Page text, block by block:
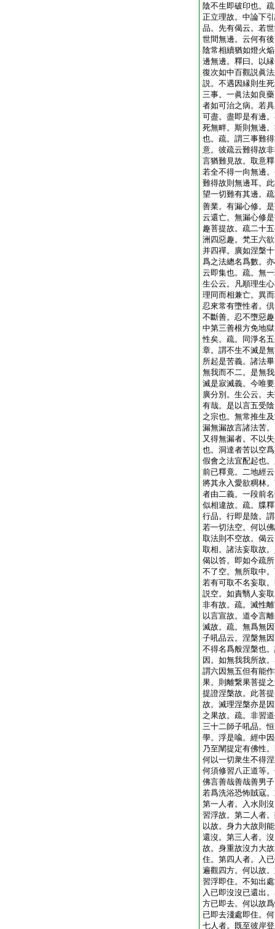
陰不生即破印也。
正立理故。中論下
品。先有偈云。若
世間無邊。云何有
陰常相續猶如燈火
邊無邊。釋曰。以
復次如中百觀説眞
説。不遇因縁則生
三事。一眞法如良
者如可治之病。若
可盡。盡即是有邊
死無畔。斯則無邊
也。疏。謂三事難
意。彼疏云難得故
言猶難見故。取意
若全不得一向無邊
難得故則無邊耳。
望一切難有其邊。
善業。有漏心修。
云還亡。無漏心修
趣菩提故。疏二十
洲四惡趣。梵王六
并四禪。廣如涅槃
爲之法總名爲數。
云即集也。疏。無
生公云。凡順理生
理同而相兼亡。異
忍來常有墮性者。
不斷善。忍不墮惡
中第三善根方免地
性矣。疏。同淨名
章。謂不生不滅是
所起是苦義。諸法
無我而不二。是無
滅是寂滅義。今唯
廣分別。生公云。
有哉。是以言五受
之宗也。無常推生
漏無漏故言諸法苦
又得無漏者。不以
也。洞達者苦以空
假會之法宜配起也
前已釋竟。二地經
將其永入愛欲稠林
者由二義。一段前
似相違故。疏。牒
行品。行即是陰。
若一切法空。何以
取法則不空故。偈
取相。諸法妄取故
偈以答。即如今疏
不了空。無所取中
若有可取不名妄取
説空。如責翳人妄
非有故。疏。滅性
以言宣故。道令言
滅故。疏。無爲無
子吼品云。涅槃無
不得名爲般涅槃也
因。如無我我所故
謂六因無五但有能
果。則離繋果菩提
提證涅槃故。此菩
故。滅理涅槃亦是
之果故。疏。非習
三十二師子吼品。
學。浮是喩。經中
乃至闡提定有佛性
何以一切衆生不得
何須修習八正道等
佛言善哉善哉善男
若爲洗浴恐怖賊寇
第一人者。入水則
習浮故。第二人者
以故。身力大故則
還沒。第三人者。
故。身重故沒力大
住。第四人者。入
遍觀四方。何以故
習浮即住。不知出
入已即沒沒已還出
方已即去。何以故
已即去淺處即住。
七人者。既至彼岸